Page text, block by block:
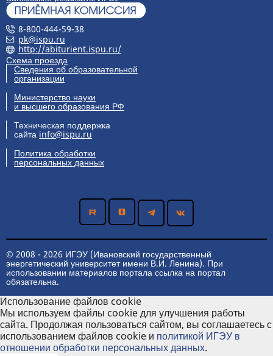
8-800-444-59-38
pk@ispu.ru
http://abiturient.ispu.ru/
Схема проезда
Сведения об образовательной
организации
Министерство науки
и высшего образования РФ
Техническая поддержка
сайта info@ispu.ru
Политика обработки
персональных данных
© 2008 - 2026 ИГЭУ (Ивановский государственный
энергетический университет имени В.И. Ленина). При
использовании материалов портала ссылка на портал
обязательна.
Использование файлов cookie
Мы используем файлы cookie для улучшения работы
сайта. Продолжая пользоваться сайтом, вы соглашаетесь с
использованием файлов cookie и политикой ИГЭУ в
отношении обработки персональных данных.